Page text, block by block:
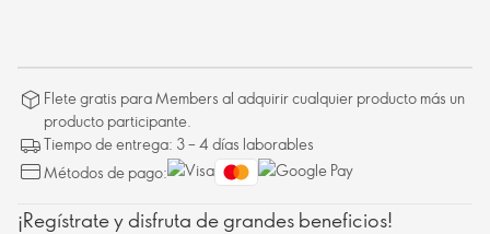
Flete gratis para Members al adquirir cualquier producto más un
producto participante.
Tiempo de entrega: 3 – 4 días laborables
Métodos de pago:
¡Regístrate y disfruta de grandes beneficios!